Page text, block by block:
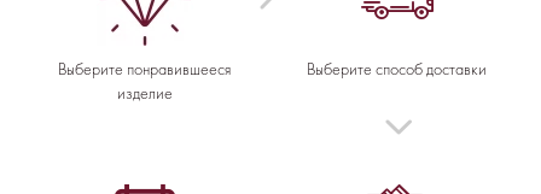
Выберите понравившееся
изделие
Выберите способ доставки